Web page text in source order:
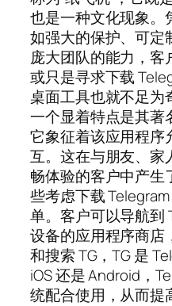
也是一种文化现象。
如强大的保护、可定
庞大团队的能力，
或只是寻求下载
桌面工具也就不足为
一个显着特点是其著
它象征着该应用程序
互。这在与朋友、家
畅体验的客户中产生
些考虑下载
单。客户可以导航到
设备的应用程序商店
和搜索 TG，TG 是
iOS 还是 Android，
统配合使用，从而提